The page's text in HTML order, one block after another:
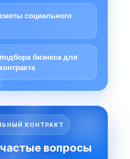
социального
бизнеса для
КОНТРАКТ
вопросы